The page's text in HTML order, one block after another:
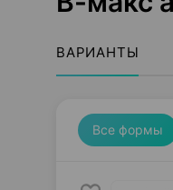
ВАРИАНТЫ
Все формы